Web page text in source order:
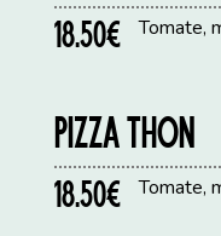
18.50€ Tomate,
PIZZA THON
18.50€ Tomate,